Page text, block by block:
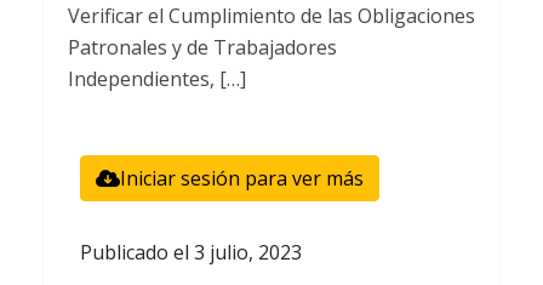
Verificar el Cumplimiento de las Obligaciones
Patronales y de Trabajadores
Independientes, […]
Iniciar sesión para ver más
Publicado el 3 julio, 2023